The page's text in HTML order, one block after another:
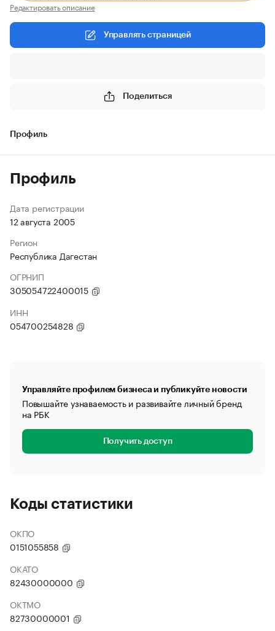
Редактировать описание
Управлять страницей
Поделиться
Профиль
Профиль
Дата регистрации
12 августа 2005
Регион
Республика Дагестан
ОГРНИП
305054722400015
ИНН
054700254828
Управляйте профилем бизнеса и публикуйте новости
Повышайте узнаваемость и развивайте личный бренд
на РБК
Получить доступ
Коды статистики
ОКПО
0151055858
ОКАТО
82430000000
ОКТМО
82730000001